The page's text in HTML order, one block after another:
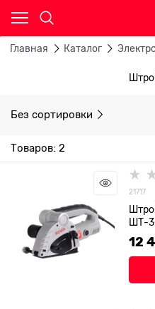
Главная Каталог
Без сортировки
Товаров: 2
21717
ШТ-
12